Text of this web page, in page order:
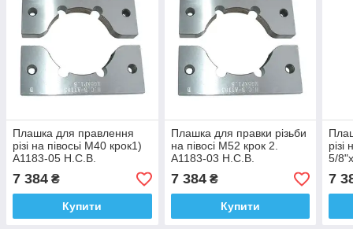
Плашка для правлення
різі на півосьі M40 крок1)
A1183-05 H.C.B.
7 384 ₴
Купити
Плашка для правки різьби
на півосі M52 крок 2.
A1183-03 H.C.B.
7 384₴
Купити
різі
5/
7